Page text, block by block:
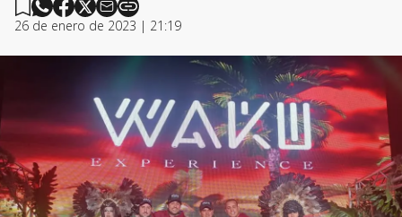
26 de enero de 2023 | 21:19